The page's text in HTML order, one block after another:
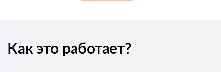
Как это работает?